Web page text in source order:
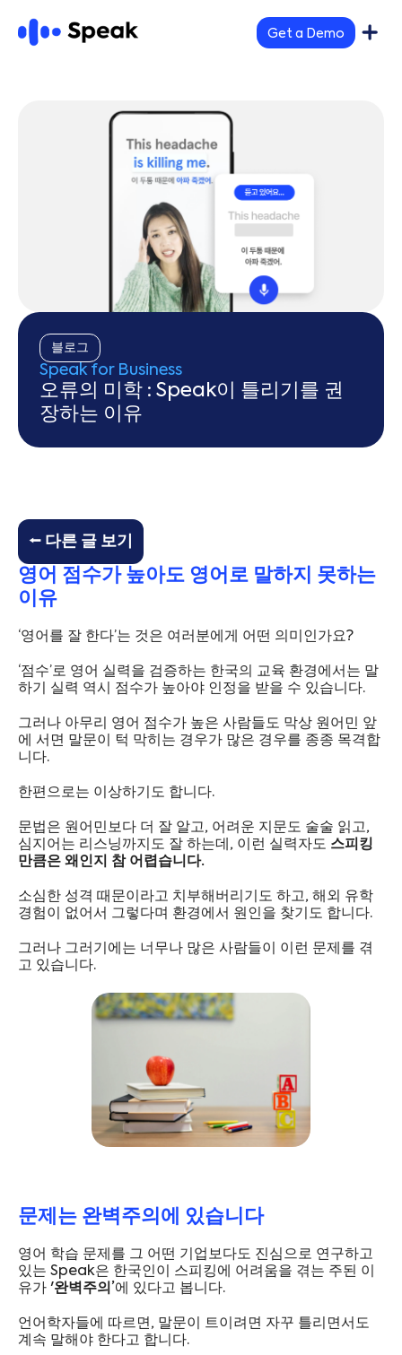
Get a Demo
블로그
Speak for Business
오류의 미학 : Speak이 틀리기를 권
장하는 이유
⭠ 다른 글 보기
영어 점수가 높아도 영어로 말하지 못하는
이유
‘영어를 잘 한다’는 것은 여러분에게 어떤 의미인가요?
‘점수’로 영어 실력을 검증하는 한국의 교육 환경에서는 말
하기 실력 역시 점수가 높아야 인정을 받을 수 있습니다.
그러나 아무리 영어 점수가 높은 사람들도 막상 원어민 앞
에 서면 말문이 턱 막히는 경우가 많은 경우를 종종 목격합
니다.
한편으로는 이상하기도 합니다.
문법은 원어민보다 더 잘 알고, 어려운 지문도 술술 읽고,
심지어는 리스닝까지도 잘 하는데, 이런 실력자도 스피킹
만큼은 왜인지 참 어렵습니다.
소심한 성격 때문이라고 치부해버리기도 하고, 해외 유학
경험이 없어서 그렇다며 환경에서 원인을 찾기도 합니다.
그러나 그러기에는 너무나 많은 사람들이 이런 문제를 겪
고 있습니다.
문제는 완벽주의에 있습니다
영어 학습 문제를 그 어떤 기업보다도 진심으로 연구하고
있는 Speak은 한국인이 스피킹에 어려움을 겪는 주된 이
유가 '완벽주의’에 있다고 봅니다.
언어학자들에 따르면, 말문이 트이려면 자꾸 틀리면서도
계속 말해야 한다고 합니다.